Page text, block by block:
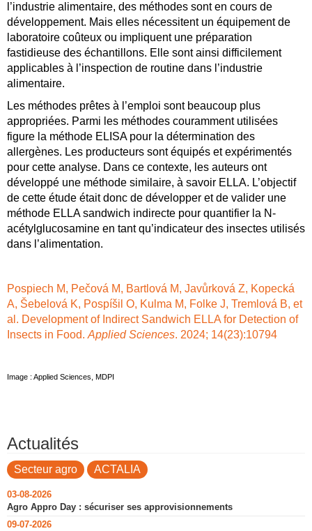
l’industrie alimentaire, des méthodes sont en cours de
développement. Mais elles nécessitent un équipement de
laboratoire coûteux ou impliquent une préparation
fastidieuse des échantillons. Elle sont ainsi difficilement
applicables à l’inspection de routine dans l’industrie
alimentaire.
Les méthodes prêtes à l’emploi sont beaucoup plus
appropriées. Parmi les méthodes couramment utilisées
figure la méthode ELISA pour la détermination des
allergènes. Les producteurs sont équipés et expérimentés
pour cette analyse. Dans ce contexte, les auteurs ont
développé une méthode similaire, à savoir ELLA. L’objectif
de cette étude était donc de développer et de valider une
méthode ELLA sandwich indirecte pour quantifier la N-
acétylglucosamine en tant qu’indicateur des insectes utilisés
dans l’alimentation.
Pospiech M, Pečová M, Bartlová M, Javůrková Z, Kopecká
A, Šebelová K, Pospíšil O, Kulma M, Folke J, Tremlová B, et
al. Development of Indirect Sandwich ELLA for Detection of
Insects in Food. Applied Sciences. 2024; 14(23):10794
Image : Applied Sciences, MDPI
Actualités
Secteur agro ACTALIA
03-08-2026
Agro Appro Day : sécuriser ses approvisionnements
09-07-2026